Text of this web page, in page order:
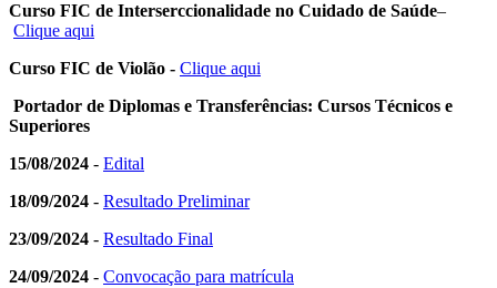
Curso FIC de Interserccionalidade no Cuidado de Saúde–
Clique aqui
Curso FIC de Violão - Clique aqui
Portador de Diplomas e Transferências: Cursos Técnicos e
Superiores
15/08/2024 - Edital
18/09/2024 - Resultado Preliminar
23/09/2024 - Resultado Final
24/09/2024 - Convocação para matrícula